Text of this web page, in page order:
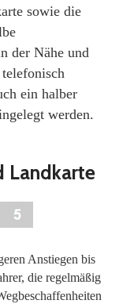
sowie die
der Nähe und
ein halber
werden.
Landkarte
Anstiegen bis
die regelmäßig